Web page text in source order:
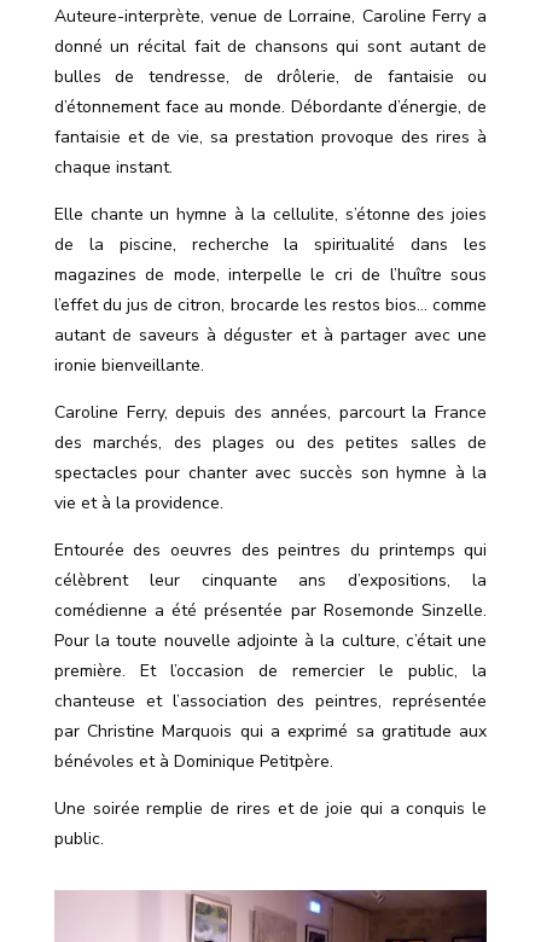
Auteure-interprète, venue de Lorraine, Caroline Ferry a
donné un récital fait de chansons qui sont autantde
bulles de tendresse, de drôlerie, de fantaisie ou
d’étonnement face au monde. Débordante d’énergie, de
fantaisie et de vie, sa prestation provoque des rires à
chaque instant.
Elle chante un hymne à la cellulite, s’étonne des joies
de la piscine, recherche la spiritualité dans les
magazines de mode, interpelle le cri de l’huître sous
l’effet du jus de citron, brocarde les restos bios… comme
autant de saveurs à déguster et à partager avec une
ironie bienveillante.
Caroline Ferry, depuis des années, parcourt la France
des marchés, des plages ou des petites salles de
spectacles pour chanter avec succès son hymne à la
vie et à la providence.
Entourée des oeuvres des peintres du printemps qui
célèbrent leur cinquante ans d’expositions, la
comédienne a été présentée par Rosemonde Sinzelle.
Pour la toute nouvelle adjointe à la culture, c’était une
première. Et l’occasion de remercier le public, la
chanteuse et l’association des peintres, représentée
par Christine Marquois qui a exprimé sa gratitude aux
bénévoles et à Dominique Petitpère.
Une soirée remplie de rires et de joie qui a conquis le
public.